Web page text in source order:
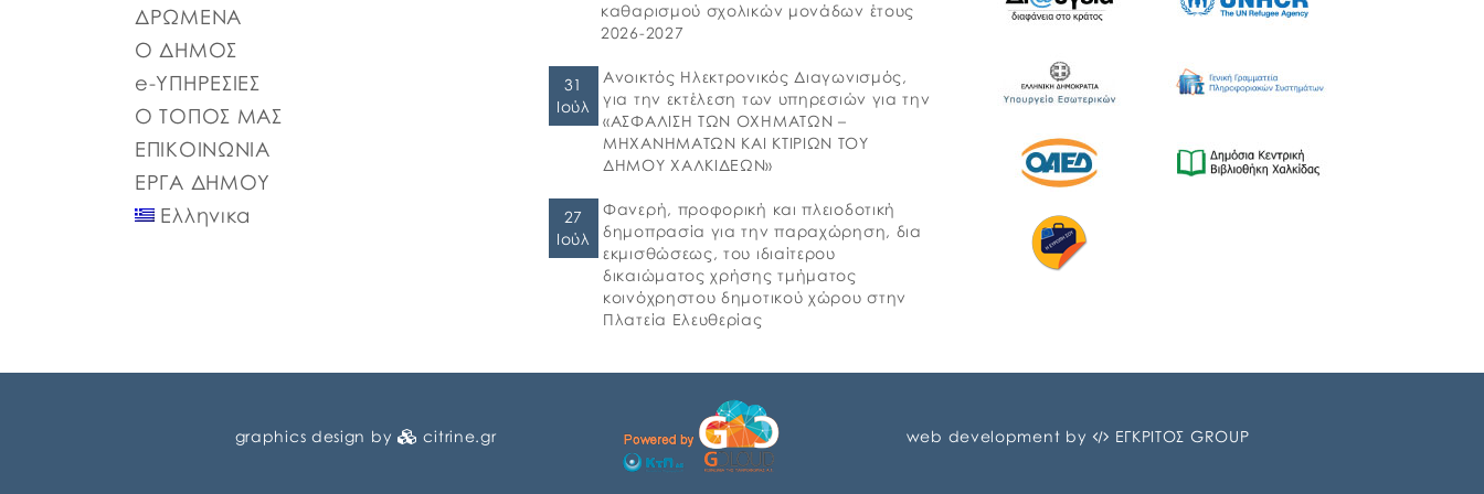
4555/2018 που αντικατέστησε το άρθρο 75
του Ν.3852/2010, β) το […]
εφήβων και ατόμων με αναπηρία, σε
υπηρεσίες δημιουργικής απασχόλησης» για
Λιμένων Ν. Εύβοιας και του Επιμελητηρίου
Εύβοιας. ⚓️Η επίσημη έναρξη
ΔΡΩΜΕΝΑ
Ο ΔΗΜΟΣ
e-ΥΠΗΡΕΣΙΕΣ
Ο ΤΟΠΟΣ ΜΑΣ
ΕΠΙΚΟΙΝΩΝΙΑ
ΕΡΓΑ ΔΗΜΟΥ
Ελληνικα
καθαρισμού σχολικών μονάδων έτους
2026-2027
31
Ιούλ
Ανοικτός Ηλεκτρονικός Διαγωνισμός,
για την εκτέλεση των υπηρεσιών για την
«ΑΣΦΑΛΙΣΗ ΤΩΝ ΟΧΗΜΑΤΩΝ –
ΜΗΧΑΝΗΜΑΤΩΝ ΚΑΙ ΚΤΙΡΙΩΝ ΤΟΥ
ΔΗΜΟΥ ΧΑΛΚΙΔΕΩΝ»
27
Ιούλ
Φανερή, προφορική και πλειοδοτική
δημοπρασία για την παραχώρηση, δια
εκμισθώσεως, του ιδιαίτερου
δικαιώματος χρήσης τμήματος
κοινόχρηστου δημοτικού χώρου στην
Πλατεία Ελευθερίας
graphics design by citrine.gr web development by ΕΓΚΡΙΤΟΣ GROUP